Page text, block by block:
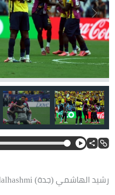
رشيد الهاشمي (جدة) rasheedalhashmi@